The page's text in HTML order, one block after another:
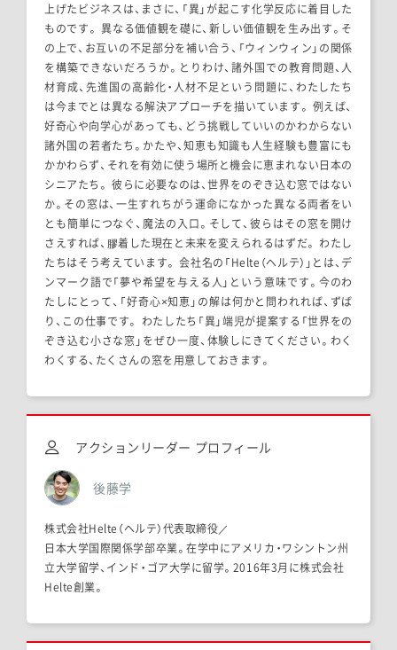
上げたビジネスは、まさに、「異」が起こす化学反応に着目した
ものです。 異なる価値観を礎に、新しい価値観を生み出す。そ
の上で、お互いの不足部分を補い合う、「ウィンウィン」の関係
を構築できないだろうか。とりわけ、諸外国での教育問題、人
材育成、先進国の高齢化・人材不足という問題に、わたしたち
は今までとは異なる解決アプローチを描いています。 例えば、
好奇心や向学心があっても、どう挑戦していいのかわからない
諸外国の若者たち。かたや、知恵も知識も人生経験も豊富にも
かかわらず、それを有効に使う場所と機会に恵まれない日本の
シニアたち。 彼らに必要なのは、世界をのぞき込む窓ではない
か。その窓は、一生すれちがう運命になかった異なる両者をい
とも簡単につなぐ、魔法の入口。そして、彼らはその窓を開け
さえすれば、膠着した現在と未来を変えられるはずだ。 わたし
たちはそう考えています。 会社名の「Helte（ヘルテ）」とは、デ
ンマーク語で「夢や希望を与える人」という意味です。今のわ
たしにとって、「好奇心×知恵」の解は何かと問われれば、ずば
り、この仕事です。 わたしたち「異」端児が提案する「世界をの
ぞき込む小さな窓」をぜひ一度、体験しにきてください。わく
わくする、たくさんの窓を用意しておきます。
アクションリーダー プロフィール
後藤学
株式会社Helte（ヘルテ）代表取締役／
日本大学国際関係学部卒業。在学中にアメリカ・ワシントン州
立大学留学、インド・ゴア大学に留学。2016年3月に株式会社
Helte創業。